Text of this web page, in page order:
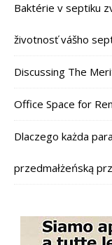
Baktérie v septiku
životnosť vášho
Discussing The
Office Space for
Dlaczego każda
przedmałżeńską